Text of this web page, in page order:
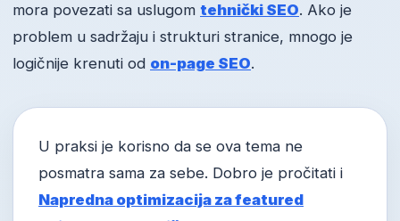
mora povezati sa uslugom tehnički SEO. Ako je
problem u sadržaju i strukturi stranice, mnogo je
logičnije krenuti od on-page SEO.
U praksi je korisno da se ova tema ne
posmatra sama za sebe. Dobro je pročitati i
Napredna optimizacija za featured